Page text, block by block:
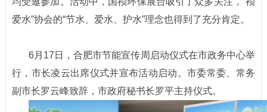
爱水”协会的“节水、爱水、护水”理念也得到了充分肯定。
6月17日，合肥市节能宣传周启动仪式在市政务中心举
行，市长凌云出席仪式并宣布活动启动。市委常委、常务
副市长罗云峰致辞，市政府秘书长罗平主持仪式。